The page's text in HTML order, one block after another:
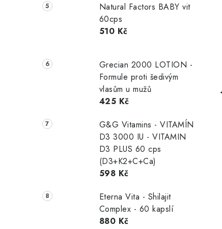
Natural Factors BABY vit
60cps
510 Kč
Grecian 2000 LOTION -
Formule proti šedivým
vlasům u mužů
425 Kč
G&G Vitamins - VITAMÍN
D3 3000 IU - VITAMIN
D3 PLUS 60 cps
(D3+K2+C+Ca)
598 Kč
Eterna Vita - Shilajit
Complex - 60 kapslí
880 Kč